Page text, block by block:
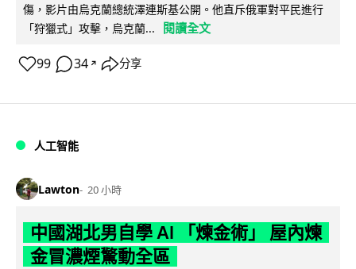
傷，影片由烏克蘭總統澤連斯基公開。他直斥俄軍對平民進行
「狩獵式」攻擊，烏克蘭...
閱讀全文
99 34 ↗ 分享
人工智能
Lawton 20 小時
中國湖北男自學 AI 「煉金術」 屋內煉
金冒濃煙驚動全區